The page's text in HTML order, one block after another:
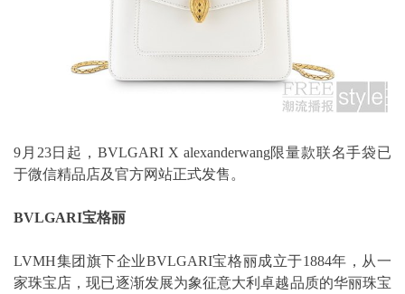
9月23日起，BVLGARI X alexanderwang限量款联名手袋已
于微信精品店及官方网站正式发售。
BVLGARI宝格丽
LVMH集团旗下企业BVLGARI宝格丽成立于1884年，从一
家珠宝店，现已逐渐发展为象征意大利卓越品质的华丽珠宝